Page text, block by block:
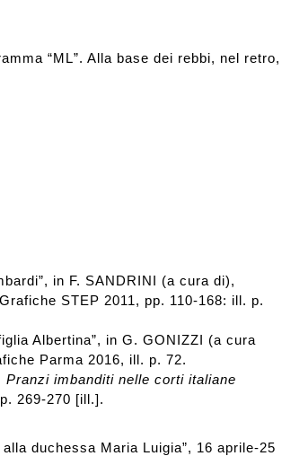
“ML”. Alla base dei rebbi, nel retro,
in F. SANDRINI (a cura di),
STEP 2011, pp. 110-168: ill. p.
Albertina”, in G. GONIZZI (a cura
Parma 2016, ill. p. 72.
Pranzi imbanditi nelle corti italiane
269-270 [ill.].
duchessa Maria Luigia”, 16 aprile-25